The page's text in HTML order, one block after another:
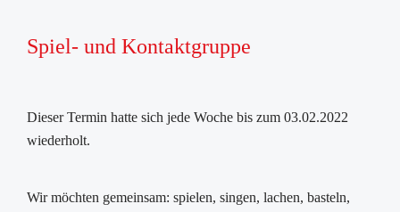
Spiel- und Kontaktgruppe
Dieser Termin hatte sich jede Woche bis zum 03.02.2022
wiederholt.
Wir möchten gemeinsam: spielen, singen, lachen, basteln,